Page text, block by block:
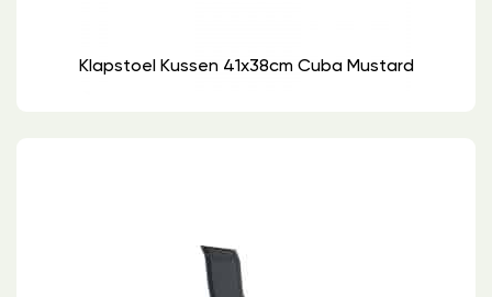
Klapstoel Kussen 41x38cm Cuba Mustard